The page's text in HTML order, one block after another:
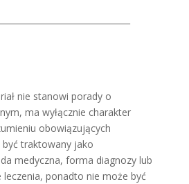
nie stanowi porady o
ma wyłącznie charakter
obowiązujących
traktowany jako
medyczna, forma diagnozy lub
leczenia, ponadto nie może być